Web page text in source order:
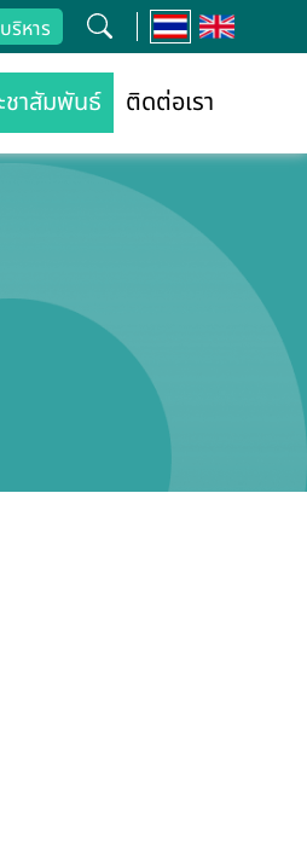
ริหาร
ชาสัมพันธ์ ติดต่อเรา